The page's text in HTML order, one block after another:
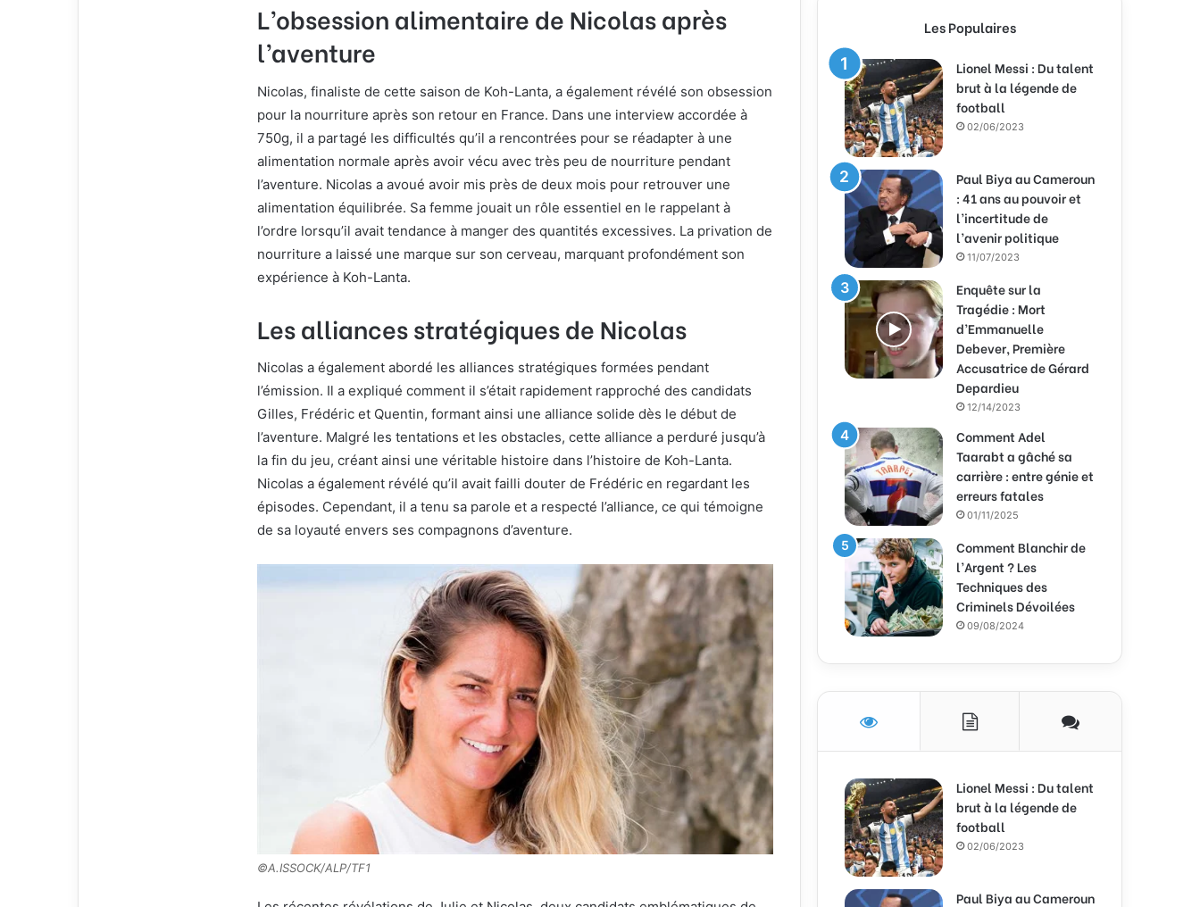
L’obsession alimentaire de Nicolas après
l’aventure
Nicolas, finaliste de cette saison de Koh-Lanta, a également révélé son obsession
pour la nourriture après son retour en France. Dans une interview accordée à
750g, il a partagé les difficultés qu’il a rencontrées pour se réadapter à une
alimentation normale après avoir vécu avec très peu de nourriture pendant
l’aventure. Nicolas a avoué avoir mis près de deux mois pour retrouver une
alimentation équilibrée. Sa femme jouait un rôle essentiel en le rappelant à
l’ordre lorsqu’il avait tendance à manger des quantités excessives. La privation de
nourriture a laissé une marque sur son cerveau, marquant profondément son
expérience à Koh-Lanta.
Les alliances stratégiques de Nicolas
Nicolas a également abordé les alliances stratégiques formées pendant
l’émission. Il a expliqué comment il s’était rapidement rapproché des candidats
Gilles, Frédéric et Quentin, formant ainsi une alliance solide dès le début de
l’aventure. Malgré les tentations et les obstacles, cette alliance a perduré jusqu’à
la fin du jeu, créant ainsi une véritable histoire dans l’histoire de Koh-Lanta.
Nicolas a également révélé qu’il avait failli douter de Frédéric en regardant les
épisodes. Cependant, il a tenu sa parole et a respecté l’alliance, ce qui témoigne
de sa loyauté envers ses compagnons d’aventure.
©A.ISSOCK/ALP/TF1
Les Populaires
Lionel Messi : Du talent
brut à la légende de
football
02/06/2023
Paul Biya au Cameroun
: 41 ans au pouvoir et
l’incertitude de
l’avenir politique
11/07/2023
Enquête sur la
Tragédie : Mort
d’Emmanuelle
Debever, Première
Accusatrice de Gérard
Depardieu
12/14/2023
Comment Adel
Taarabt a gâché sa
carrière : entre génie et
erreurs fatales
01/11/2025
Comment Blanchir de
l’Argent ? Les
Techniques des
Criminels Dévoilées
09/08/2024
Lionel Messi : Du talent
brut à la légende de
football
02/06/2023
Paul Biya au Cameroun